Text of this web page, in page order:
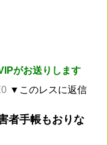
がお送りします
▼このレスに返信
者手帳もおりな